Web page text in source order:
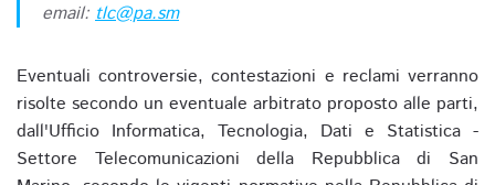
email: tlc@pa.sm
Eventuali controversie, contestazioni e reclami verranno
risolte secondo un eventuale arbitrato proposto alle parti,
dall'Ufficio Informatica, Tecnologia, Dati e Statistica -
Settore Telecomunicazioni della Repubblica di San